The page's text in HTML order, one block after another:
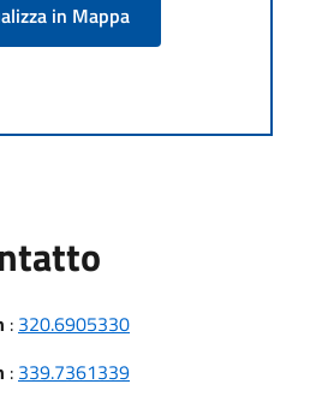
in Mappa
: 320.6905330
: 339.7361339